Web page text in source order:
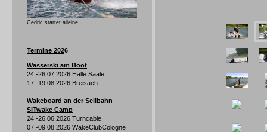
Cedric startet alleine
Termine 2026
Wasserski am Boot
24.-26.07.2026 Halle Saale
17.-19.08.2026 Breisach
Wakeboard an der Seilbahn
SITwake Camp
24.-26.06.2026 Turncable
07.-09.08.2026 WakeClubCologne